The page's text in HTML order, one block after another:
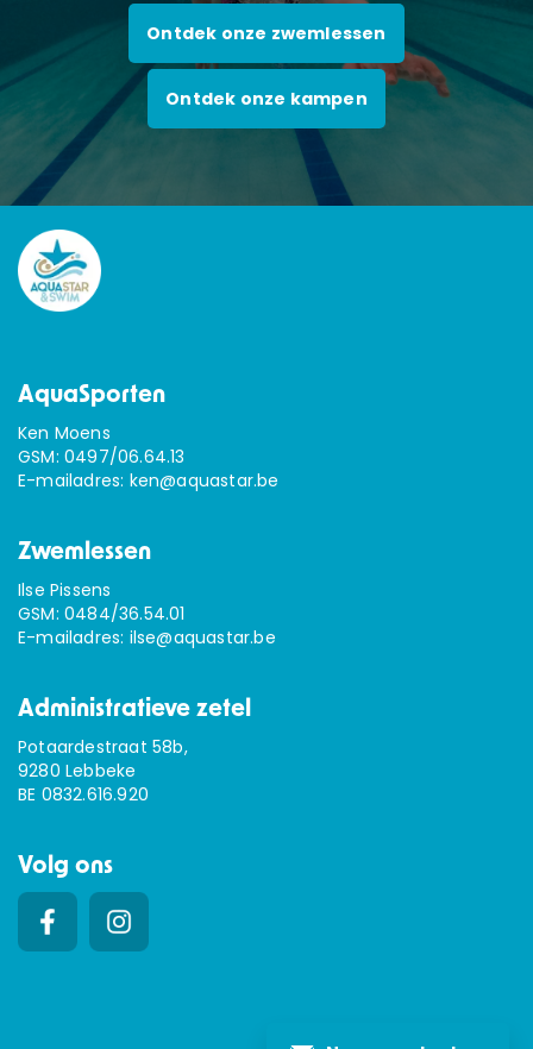
Ontdek onze zwemlessen
Ontdek onze kampen
AquaSporten
Ken Moens
GSM: 0497/06.64.13
E-mailadres: ken@aquastar.be
Zwemlessen
Ilse Pissens
GSM: 0484/36.54.01
E-mailadres: ilse@aquastar.be
Administratieve zetel
Potaardestraat 58b,
9280 Lebbeke
BE 0832.616.920
Volg ons